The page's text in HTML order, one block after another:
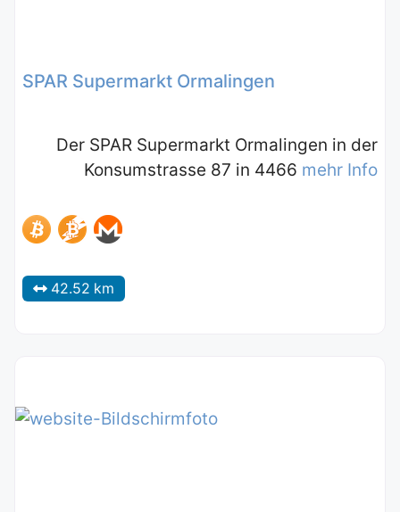
SPAR Supermarkt Ormalingen
Der SPAR Supermarkt Ormalingen in der
Konsumstrasse 87 in 4466 mehr Info
42.52 km